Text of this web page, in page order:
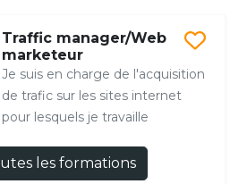
Traffic manager/Web
marketeur
Je suis en charge de l'acquisition
de trafic sur les sites internet
pour lesquels je travaille
les formations